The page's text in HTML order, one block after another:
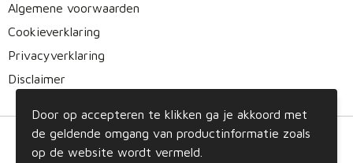
Algemene voorwaarden
Cookieverklaring
Privacyverklaring
Disclaimer
Door op accepteren te klikken ga je akkoord met
de geldende omgang van productinformatie zoals
op de website wordt vermeld.